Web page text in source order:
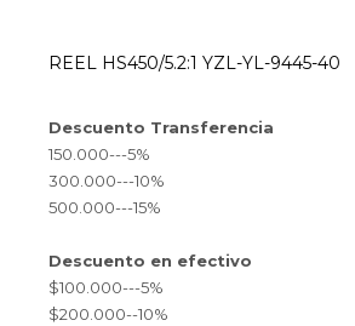
REEL HS450/5.2:1 YZL-YL-9445-40
Descuento Transferencia
150.000---5%
300.000---10%
500.000---15%
Descuento en efectivo
$100.000---5%
$200.000--10%